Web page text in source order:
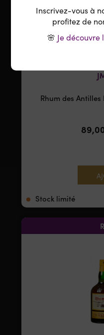
Rhum des
Stock limité
Inscrivez-vous à
profitez de
🌸 Je découvre